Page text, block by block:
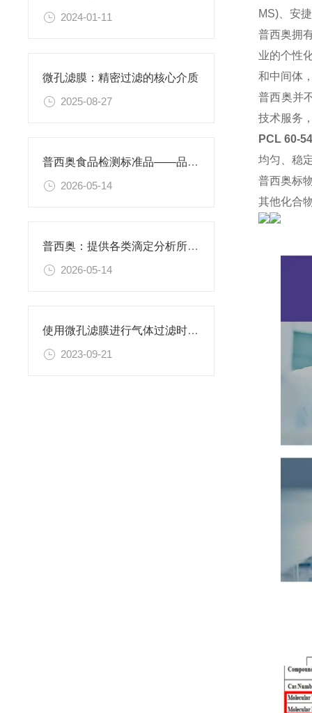
2024-01-11
微孔滤膜：精密过滤的核心介质​
2025-08-27
普西奥食品检测标准品——品类丰富，支持定制
2026-05-14
普西奥：提供各类滴定分析所需的全系列滴定液
2026-05-14
使用微孔滤膜进行气体过滤时，有哪些注意事项和常见问题需要关注？
2023-09-21
MS)、安
普西奥拥
业的个性
和中间体
普西奥并
技术服务
PCL 60-
均匀、稳
普西奥标
其他化合